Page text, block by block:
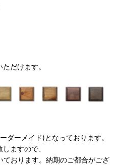
だけます。
ーメイド)となっております。
ますので、
おります。納期のご都合がござ